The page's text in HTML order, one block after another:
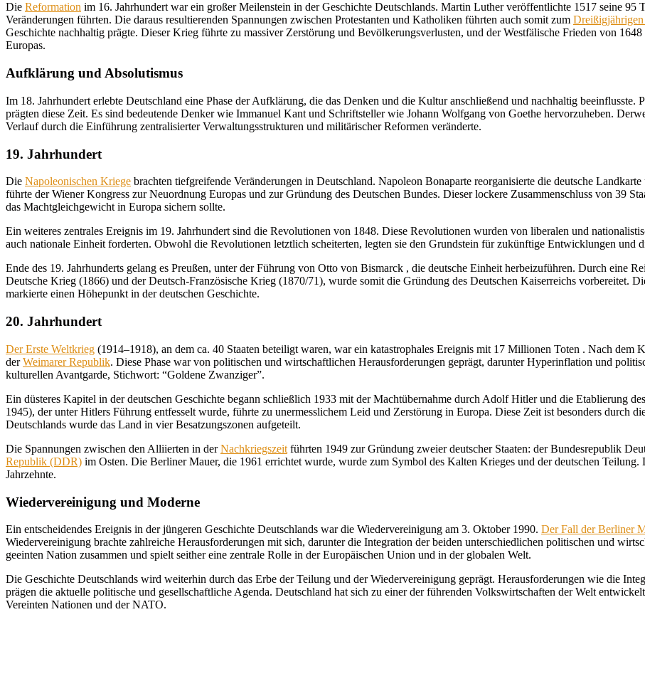
Die Reformation im 16. Jahrhundert war ein großer Meilenstein in der Geschichte Deutschlands. Martin Luther veröffentlichte 1517 seine 95
Veränderungen führten. Die daraus resultierenden Spannungen zwischen Protestanten und Katholiken führten auch somit zum
Geschichte nachhaltig prägte. Dieser Krieg führte zu massiver Zerstörung und Bevölkerungsverlusten, und der Westfälische Frieden von
Europas.
Aufklärung und Absolutismus
Im 18. Jahrhundert erlebte Deutschland eine Phase der Aufklärung, die das Denken und die Kultur anschließend und nachhaltig beeinflusste.
prägten diese Zeit. Es sind bedeutende Denker wie Immanuel Kant und Schriftsteller wie Johann Wolfgang von Goethe hervorzuheben.
Verlauf durch die Einführung zentralisierter Verwaltungsstrukturen und militärischer Reformen veränderte.
19. Jahrhundert
Die Napoleonischen Kriege brachten tiefgreifende Veränderungen in Deutschland. Napoleon Bonaparte reorganisierte die deutsche
führte der Wiener Kongress zur Neuordnung Europas und zur Gründung des Deutschen Bundes. Dieser lockere Zusammenschluss von 39
das Machtgleichgewicht in Europa sichern sollte.
Ein weiteres zentrales Ereignis im 19. Jahrhundert sind die Revolutionen von 1848. Diese Revolutionen wurden von liberalen und
auch nationale Einheit forderten. Obwohl die Revolutionen letztlich scheiterten, legten sie den Grundstein für zukünftige Entwicklungen und
Ende des 19. Jahrhunderts gelang es Preußen, unter der Führung von Otto von Bismarck , die deutsche Einheit herbeizuführen. Durch eine
Deutsche Krieg (1866) und der Deutsch-Französische Krieg (1870/71), wurde somit die Gründung des Deutschen Kaiserreichs vorbereitet.
markierte einen Höhepunkt in der deutschen Geschichte.
20. Jahrhundert
Der Erste Weltkrieg (1914–1918), an dem ca. 40 Staaten beteiligt waren, war ein katastrophales Ereignis mit 17 Millionen Toten . Nach
derWeimarer Republik. Diese Phase war von politischen und wirtschaftlichen Herausforderungen geprägt, darunter Hyperinflation und
kulturellen Avantgarde, Stichwort: “Goldene Zwanziger”.
Ein düsteres Kapitel in der deutschen Geschichte begann schließlich 1933 mit der Machtübernahme durch Adolf Hitler und die Etablierung des
1945), der unter Hitlers Führung entfesselt wurde, führte zu unermesslichem Leid und Zerstörung in Europa. Diese Zeit ist besonders durch
Deutschlands wurde das Land in vier Besatzungszonen aufgeteilt.
Die Spannungen zwischen den Alliierten in derNachkriegszeit führten 1949 zur Gründung zweier deutscher Staaten: der Bundesrepublik
Republik (DDR) im Osten. Die Berliner Mauer, die 1961 errichtet wurde, wurde zum Symbol des Kalten Krieges und der deutschen Teilung.
Jahrzehnte.
Wiedervereinigung und Moderne
Ein entscheidendes Ereignis in der jüngeren Geschichte Deutschlands war die Wiedervereinigung am 3. Oktober 1990. Der Fall der Berliner
Wiedervereinigung brachte zahlreiche Herausforderungen mit sich, darunter die Integration der beiden unterschiedlichen politischen und
geeinten Nation zusammen und spielt seither eine zentrale Rolle in der Europäischen Union und in der globalen Welt.
Die Geschichte Deutschlands wird weiterhin durch das Erbe der Teilung und der Wiedervereinigung geprägt. Herausforderungen wie die
prägen die aktuelle politische und gesellschaftliche Agenda. Deutschland hat sich zu einer der führenden Volkswirtschaften der Welt
Vereinten Nationen und der NATO.